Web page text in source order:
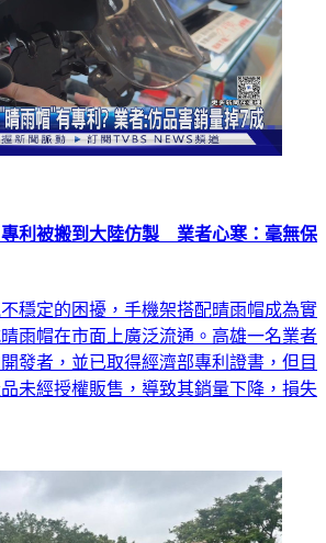
利被搬到大陸仿製 業者心寒：毫無保
穩定的困擾，手機架搭配晴雨帽成為實
雨帽在市面上廣泛流通。高雄一名業者
發者，並已取得經濟部專利證書，但目
未經授權販售，導致其銷量下降，損失